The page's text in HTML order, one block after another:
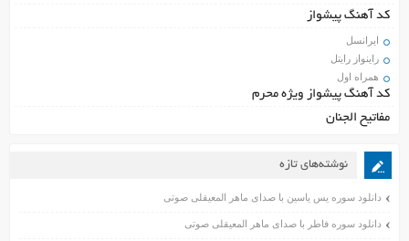
کد آهنگ پیشواز
ایرانسل
راینواز رایتل
همراه اول
کد آهنگ پیشواز ویژه محرم
مفاتیح الجنان
نوشته‌های تازه
دانلود سوره یس یاسین با صدای ماهر المعیقلی صوتی
دانلود سوره فاطر با صدای ماهر المعیقلی صوتی